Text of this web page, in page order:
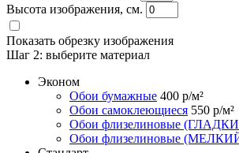
Высота изображения, см.
Показать обрезку изображения
Шаг 2: выберите материал
Эконом
Обои бумажные 400 р/м²
Обои самоклеющиеся 550 р/м²
Обои флизелиновые
Обои флизелиновые